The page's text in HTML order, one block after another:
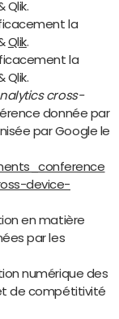
Qlik.
la
Qlik.
la
Qlik.
cross-
donnée par
par Google le
device-
en matière
par les
numérique des
de compétitivité